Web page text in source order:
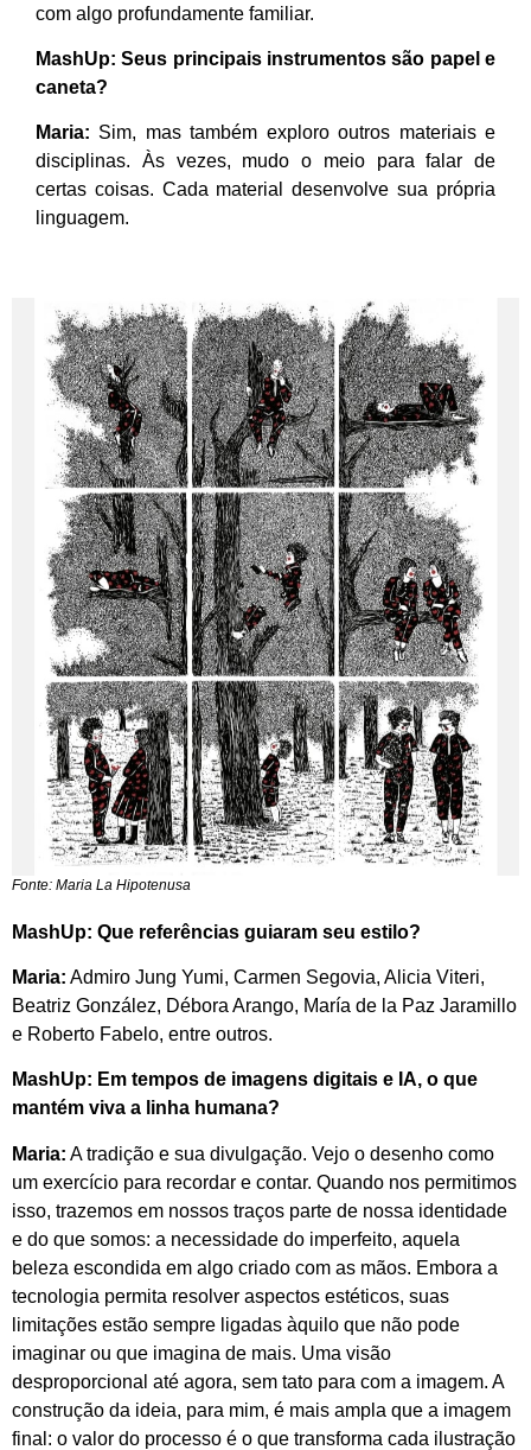
com algo profundamente familiar.
MashUp: Seus principais instrumentos são papel e
caneta?
Maria: Sim, mas também exploro outros materiais e
disciplinas. Às vezes, mudo o meio para falar de
certas coisas. Cada material desenvolve sua própria
linguagem.
Fonte: Maria La Hipotenusa
MashUp: Que referências guiaram seu estilo?
Maria: Admiro Jung Yumi, Carmen Segovia, Alicia Viteri,
Beatriz González, Débora Arango, María de la Paz Jaramillo
e Roberto Fabelo, entre outros.
MashUp: Em tempos de imagens digitais e IA, o que
mantém viva a linha humana?
Maria: A tradição e sua divulgação. Vejo o desenho como
um exercício para recordar e contar. Quando nos permitimos
isso, trazemos em nossos traços parte de nossa identidade
e do que somos: a necessidade do imperfeito, aquela
beleza escondida em algo criado com as mãos. Embora a
tecnologia permita resolver aspectos estéticos, suas
limitações estão sempre ligadas àquilo que não pode
imaginar ou que imagina de mais. Uma visão
desproporcional até agora, sem tato para com a imagem. A
construção da ideia, para mim, é mais ampla que a imagem
final: o valor do processo é o que transforma cada ilustração